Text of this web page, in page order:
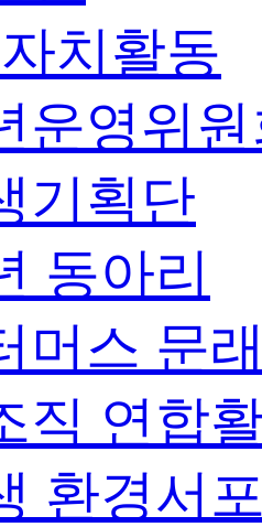
치활동
운영위
기획단
동아리
머스 문
직 연합
환경서